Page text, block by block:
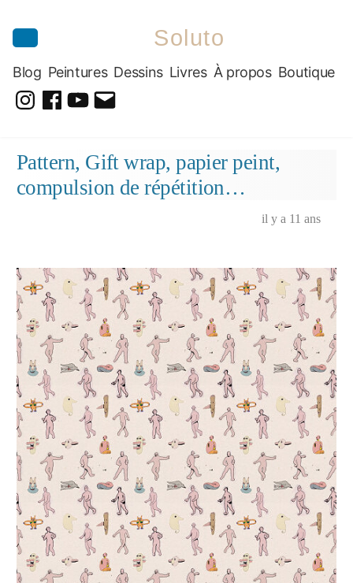
Soluto
Blog Peintures Dessins Livres À propos Boutique
Dessins
contenu
Pattern, Gift wrap, papier peint,
compulsion de répétition…
il y a 11 ans